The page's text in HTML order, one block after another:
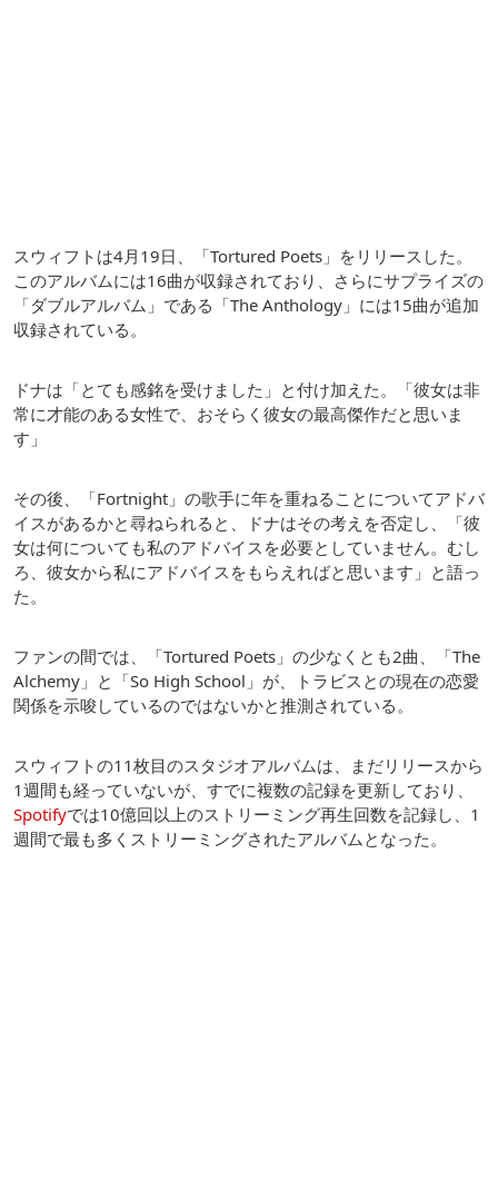
スウィフトは4月19日、「Tortured Poets」をリリースした。
このアルバムには16曲が収録されており、さらにサプライズの
「ダブルアルバム」である「The Anthology」には15曲が追加
収録されている。
ドナは「とても感銘を受けました」と付け加えた。「彼女は非
常に才能のある女性で、おそらく彼女の最高傑作だと思いま
す」
その後、「Fortnight」の歌手に年を重ねることについてアドバ
イスがあるかと尋ねられると、ドナはその考えを否定し、「彼
女は何についても私のアドバイスを必要としていません。むし
ろ、彼女から私にアドバイスをもらえればと思います」と語っ
た。
ファンの間では、「Tortured Poets」の少なくとも2曲、「The
Alchemy」と「So High School」が、トラビスとの現在の恋愛
関係を示唆しているのではないかと推測されている。
スウィフトの11枚目のスタジオアルバムは、まだリリースから
1週間も経っていないが、すでに複数の記録を更新しており、
Spotifyでは10億回以上のストリーミング再生回数を記録し、1
週間で最も多くストリーミングされたアルバムとなった。